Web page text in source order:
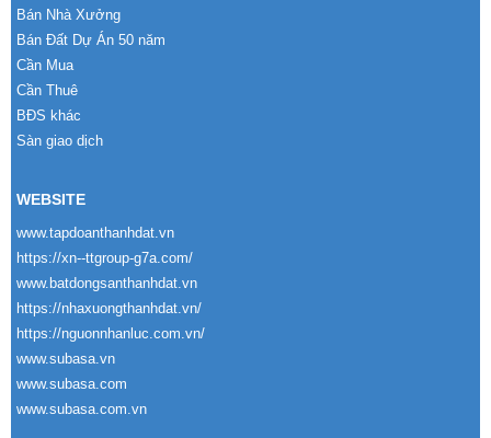
Bán Nhà Xưởng
Bán Đất Dự Án 50 năm
Cần Mua
Cần Thuê
BĐS khác
Sàn giao dịch
WEBSITE
www.tapdoanthanhdat.vn
https://xn--ttgroup-g7a.com/
www.batdongsanthanhdat.vn
https://nhaxuongthanhdat.vn/
https://nguonnhanluc.com.vn/
www.subasa.vn
www.subasa.com
www.subasa.com.vn